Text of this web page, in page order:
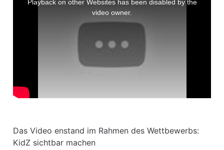
i
n
Playback on other Websites has been disabled by the
video owner.
Das Video enstand im Rahmen des Wettbewerbs:
KidZ sichtbar machen